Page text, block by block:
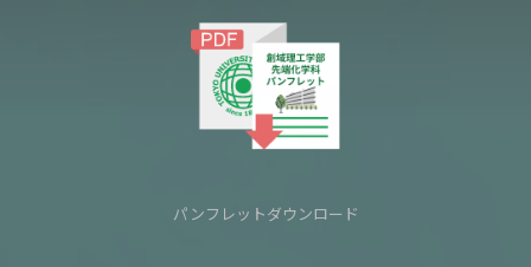
パンフレットダウンロード